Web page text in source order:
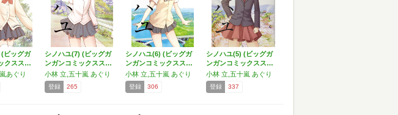
ビッグガ
クスス…
あぐり
シノハユ(7) (ビッグガ
ンガンコミックスス…
小林 立,五十嵐 あぐり
登録 265
シノハユ(6) (ビッグガ
ンガンコミックスス…
小林 立,五十嵐 あぐり
登録 306
シノハユ(5) (ビッグガ
ンガンコミックスス…
小林 立,五十嵐 あぐり
登録 337